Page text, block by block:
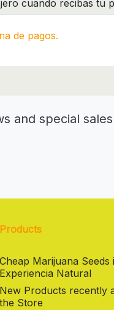
cuando recibas tu
de pagos.
and special sales
Products
Cheap Marijuana Seeds
Experiencia Natural
New Products recently
the Store